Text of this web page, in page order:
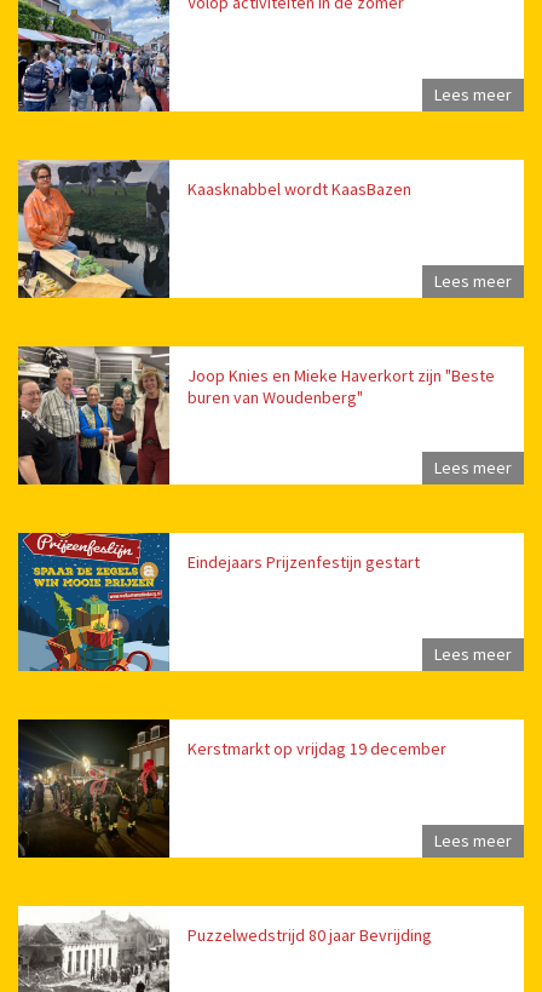
Lees meer
Kaasknabbel wordt KaasBazen
Lees meer
Joop Knies en Mieke Haverkort zijn "Beste
buren van Woudenberg"
Lees meer
Eindejaars Prijzenfestijn gestart
Lees meer
Kerstmarkt op vrijdag 19 december
Lees meer
Puzzelwedstrijd 80 jaar Bevrijding